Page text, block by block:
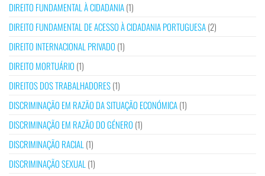
DIREITO FUNDAMENTAL À CIDADANIA(1)
DIREITO FUNDAMENTAL DE ACESSO À CIDADANIA PORTUGUESA(2)
DIREITO INTERNACIONAL PRIVADO (1)
DIREITO MORTUÁRIO (1)
DIREITOS DOS TRABALHADORES(1)
DISCRIMINAÇÃO EM RAZÃO DA SITUAÇÃO ECONÓMICA(1)
DISCRIMINAÇÃO EM RAZÃO DO GÉNERO (1)
DISCRIMINAÇÃO RACIAL (1)
DISCRIMINAÇÃO SEXUAL (1)